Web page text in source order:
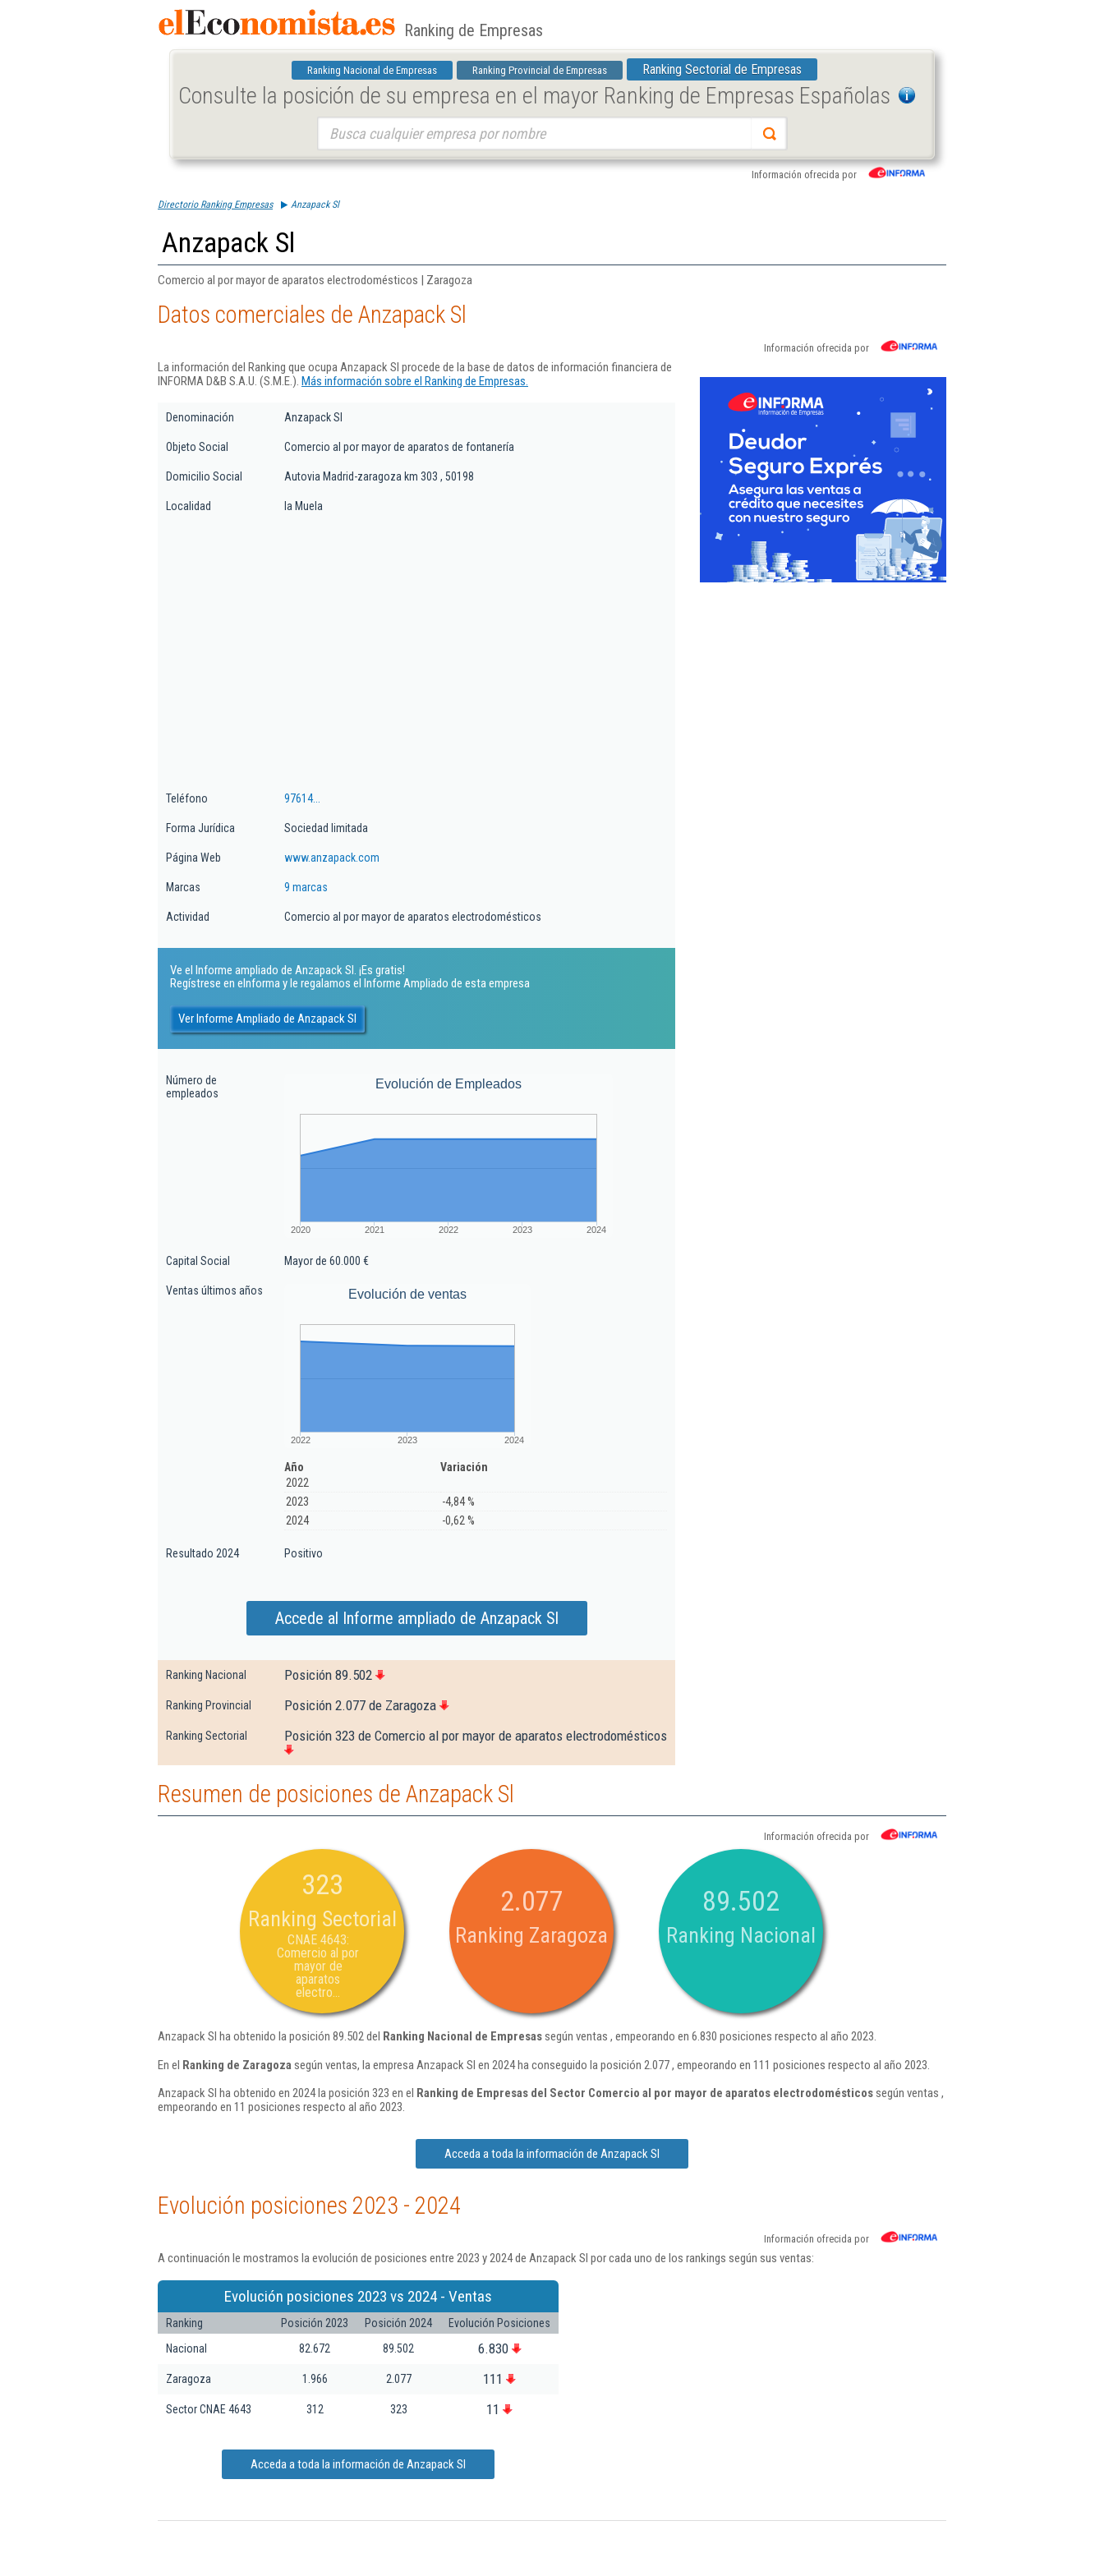
Ranking de Empresas
Ranking Nacional de Empresas Ranking Provincial de Empresas Ranking Sectorial de Empresas
Consulte la posición de su empresa en el mayor Ranking de Empresas Españolas
Información ofrecida por
Directorio Ranking Empresas Anzapack Sl
Anzapack Sl
Comercio al por mayor de aparatos electrodomésticos | Zaragoza
Datos comerciales de Anzapack Sl
Información ofrecida por
La información del Ranking que ocupa Anzapack Sl procede de la base de datos de información financiera de
INFORMA D&B S.A.U. (S.M.E.). Más información sobre el Ranking de Empresas.
Denominación Anzapack Sl
Objeto Social Comercio al por mayor de aparatos de fontanería
Domicilio Social Autovia Madrid-zaragoza km 303 , 50198
Localidad la Muela
Teléfono 97614...
Forma Jurídica Sociedad limitada
Página Web www.anzapack.com
Marcas 9 marcas
Actividad Comercio al por mayor de aparatos electrodomésticos
Ve el Informe ampliado de Anzapack Sl. ¡Es gratis!
Regístrese en eInforma y le regalamos el Informe Ampliado de esta empresa
Ver Informe Ampliado de Anzapack Sl
Número de
empleados
Evolución de Empleados
2020 2021 2022 2023 2024
Capital Social Mayor de 60.000 €
Ventas últimos años Evolución de ventas
2022 2023 2024
Año
Variación
2022
2023
-4,84 %
2024
-0,62 %
Resultado 2024 Positivo
Accede al Informe ampliado de Anzapack Sl
Ranking Nacional Posición 89.502
Ranking Provincial Posición 2.077 de Zaragoza
Ranking Sectorial Posición 323 de Comercio al por mayor de aparatos electrodomésticos
Resumen de posiciones de Anzapack Sl
Información ofrecida por
323
Ranking Sectorial
CNAE 4643:
Comercio al por
mayor de
aparatos
electro...
2.077
Ranking Zaragoza
89.502
Ranking Nacional
Anzapack Sl ha obtenido la posición 89.502 del Ranking Nacional de Empresassegún ventas , empeorando en 6.830 posiciones respecto al año 2023.
En el Ranking de Zaragoza según ventas, la empresa Anzapack Sl en 2024 ha conseguido la posición 2.077 , empeorando en 111 posiciones respecto al año 2023.
Anzapack Sl ha obtenido en 2024 la posición 323 en el Ranking de Empresas del Sector Comercio al por mayor de aparatos electrodomésticossegún ventas ,
empeorando en 11 posiciones respecto al año 2023.
Acceda a toda la información de Anzapack Sl
Evolución posiciones 2023 - 2024
Información ofrecida por
A continuación le mostramos la evolución de posiciones entre 2023 y 2024 de Anzapack Sl por cada uno de los rankings según sus ventas:
Evolución posiciones 2023 vs 2024 - Ventas
Ranking Posición 2023 Posición 2024
Evolución Posiciones
Nacional
82.672 89.502 6.830
Zaragoza 1.966 2.077 111
Sector CNAE 4643 312 323 11
Acceda a toda la información de Anzapack Sl